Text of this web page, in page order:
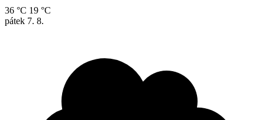
36 °C 19 °C
pátek 7. 8.